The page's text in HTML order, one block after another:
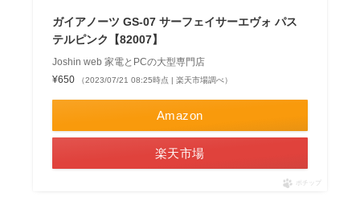
ガイアノーツ GS-07 サーフェイサーエヴォ パス
テルピンク【82007】
Joshin web 家電とPCの大型専門店
¥650
（2023/07/21 08:25時点 | 楽天市場調べ）
Amazon
楽天市場
ポチップ